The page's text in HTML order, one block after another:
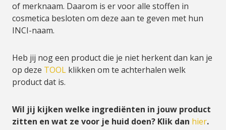
of merknaam. Daarom is er voor alle stoffen in
cosmetica besloten om deze aan te geven met hun
INCI-naam.
Heb jij nog een product die je niet herkent dan kan je
op deze TOOL klikken om te achterhalen welk
product dat is.
Wil jij kijken welke ingrediënten in jouw product
zitten en wat ze voor je huid doen? Klik dan hier.